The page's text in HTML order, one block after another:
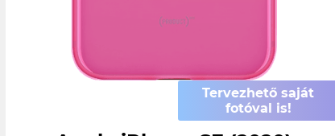
Tervezhető saját
fotóval is!